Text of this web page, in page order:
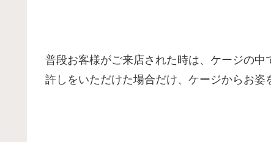
普段お客様がご来店された時は、ケージの
許しをいただけた場合だけ、ケージからお姿